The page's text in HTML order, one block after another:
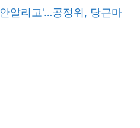
알리고'…공정위, 당근마